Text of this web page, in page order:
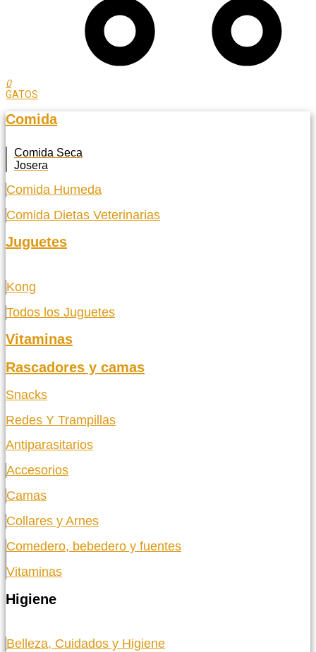
0
GATOS
Comida
Comida Seca
Josera
Comida Humeda
Comida Dietas Veterinarias
Juguetes
Kong
Todos los Juguetes
Vitaminas
Rascadores y camas
Snacks
Redes Y Trampillas
Antiparasitarios
Accesorios
Camas
Collares y Arnes
Comedero, bebedero y fuentes
Vitaminas
Higiene
Belleza, Cuidados y Higiene